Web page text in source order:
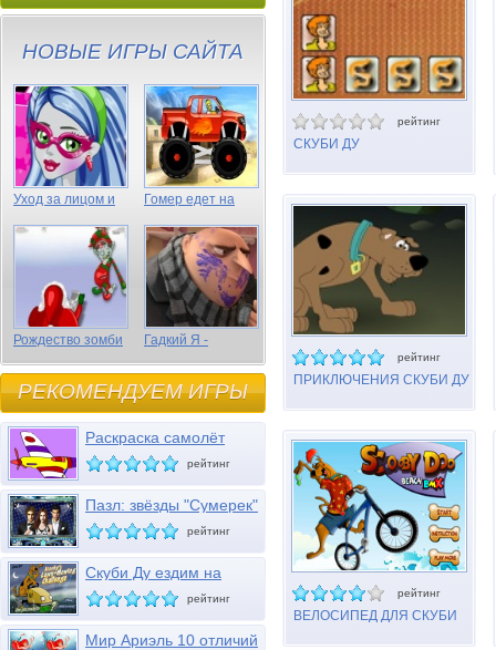
рейтинг
СКУБИ ДУ
рейтинг
ПРИКЛЮЧЕНИЯ СКУБИ ДУ
рейтинг
ВЕЛОСИПЕД ДЛЯ СКУБИ
НОВЫЕ ИГРЫ САЙТА
Уход за лицом и
Эпс
Гомер едет на
Рождество зомби
Гадкий Я -
предметы
РЕКОМЕНДУЕМ ИГРЫ
Раскраска самолёт
рейтинг
Пазл: звёзды "Сумерек"
рейтинг
Скуби Ду ездим на
газонокосилке рейтинг
Мир Ариэль 10 отличий